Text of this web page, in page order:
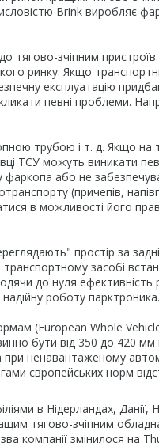
Brink виробляє
тягово-зчіпним
ринку. Якщо
експлуатацію
певні проблеми.
трубою і т. д. Якщо
ТСУ можуть виникати
або не
(причепів,
в можливості його
простір за
транспортному засобі
до нуля
роботу парктроника.
(European Whole
бути від 350 до 420 мм
ненавантаженому
європейських норм
в Нідерландах, Данії,
тягово-зчіпним
компанії змінилося на